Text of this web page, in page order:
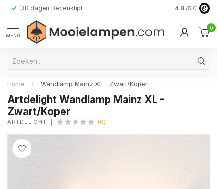
30 dagen Bedenktijd Verzending
4.8 /5.0
MENU
0
Home / Wandlamp Mainz XL - Zwart/Koper
Artdelight Wandlamp Mainz XL -
Zwart/Koper
ARTDELIGHT (0)